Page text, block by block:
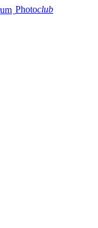
Photoclub